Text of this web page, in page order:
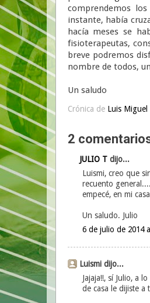
comprendemos
instante, había
hacía meses se
fisioterapeutas,
breve podremos
nombre de todos,
Un saludo
Crónica de Luis Miguel
2
JULIO Tdijo...
Luismi, creo que
recuento
empecé, en mi
Un saludo. Julio
6 de julio de 2014
Luismi dijo...
Jajaja!!, sí Julio, a
de casa le dijiste a